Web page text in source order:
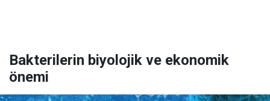
Bakterilerin biyolojik ve ekonomik
önemi